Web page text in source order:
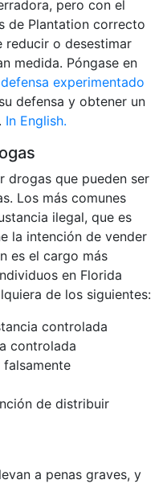
pero con el
de Plantation correcto
reducir o desestimar
medida. Póngase en
experimentado
defensa y obtener un
In English.
drogas que pueden ser
Los más comunes
ilegal, que es
la intención de vender
es el cargo más
en Florida
de los siguientes:
controlada
controlada
de distribuir
a penas graves, y